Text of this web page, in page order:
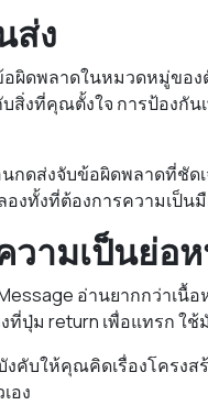
ส่ง
ผิดพลาดในหมวดหมู่ของ
สิ่งที่คุณตั้งใจ การป้องกั
นกดส่งจับข้อผิดพลาดที่ชั
องทั้งที่ต้องการความเป็น
วามเป็นย่อ
อ่านยากกว่าเนื้
ปุ่ม return เพื่อแทรก ใช้
คับให้คุณคิดเรื่องโครงส
อง